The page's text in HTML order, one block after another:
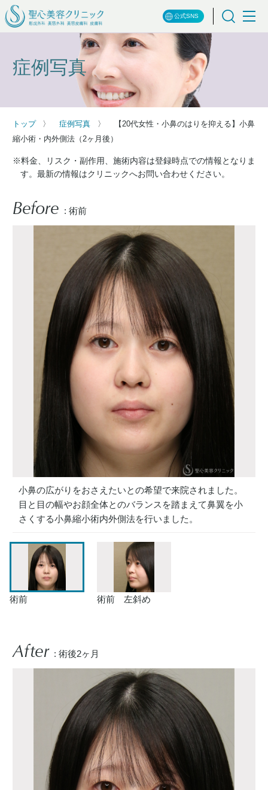
公式SNS
症例写真
トップ 症例写真
【20代女性・小鼻のはりを抑える】小鼻
縮小術・内外側法（2ヶ月後）
※料金、リスク・副作用、施術内容は登録時点での情報となりま
す。最新の情報はクリニックへお問い合わせください。
Before : 術前
小鼻の広がりをおさえたいとの希望で来院されました。
目と目の幅やお顔全体とのバランスを踏まえて鼻翼を小
さくする小鼻縮小術内外側法を行いました。
術前 術前 左斜め
After : 術後2ヶ月